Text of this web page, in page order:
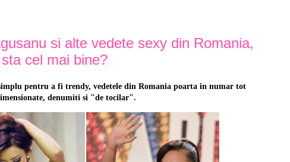
si alte vedete sexy din Romania,
cel mai bine?
pentru a fi trendy, vedetele din Romania poarta in numar tot
denumiti si "de tocilar".